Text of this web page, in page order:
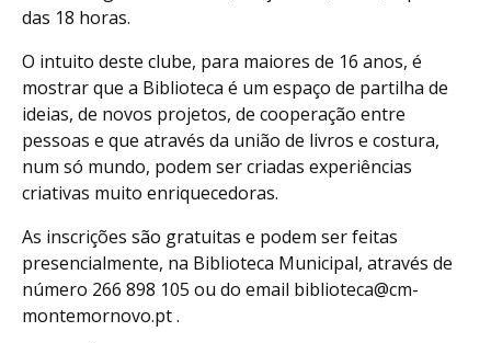
das 18 horas.
O intuito deste clube, para maiores de 16 anos, é
mostrar que a Biblioteca é um espaço de partilha de
ideias, de novos projetos, de cooperação entre
pessoas e que através da união de livros e costura,
num só mundo, podem ser criadas experiências
criativas muito enriquecedoras.
As inscrições são gratuitas e podem ser feitas
presencialmente, na Biblioteca Municipal, através de
número 266 898 105 ou do email biblioteca@cm-
montemornovo.pt .